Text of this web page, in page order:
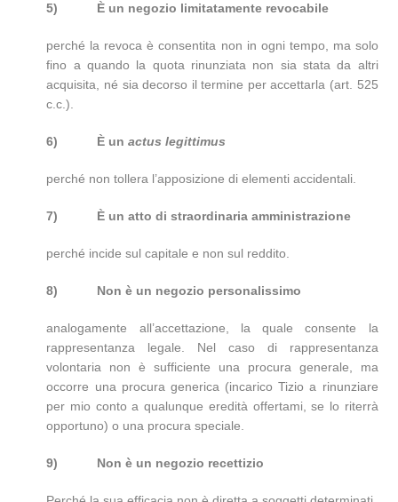
5) È un negozio limitatamente revocabile
perché la revoca è consentita non in ogni tempo, ma solo
fino a quando la quota rinunziata non sia stata da altri
acquisita, né sia decorso il termine per accettarla (art. 525
c.c.).
6) È unactus legittimus
perché non tollera l’apposizione di elementi accidentali.
7) È un atto di straordinaria amministrazione
perché incide sul capitale e non sul reddito.
8) Non è un negozio personalissimo
analogamente all’accettazione, la quale consente la
rappresentanza legale. Nel caso di rappresentanza
volontaria non è sufficiente una procura generale, ma
occorre una procura generica (incarico Tizio a rinunziare
per mio conto a qualunque eredità offertami, se lo riterrà
opportuno) o una procura speciale.
9) Non è un negozio recettizio